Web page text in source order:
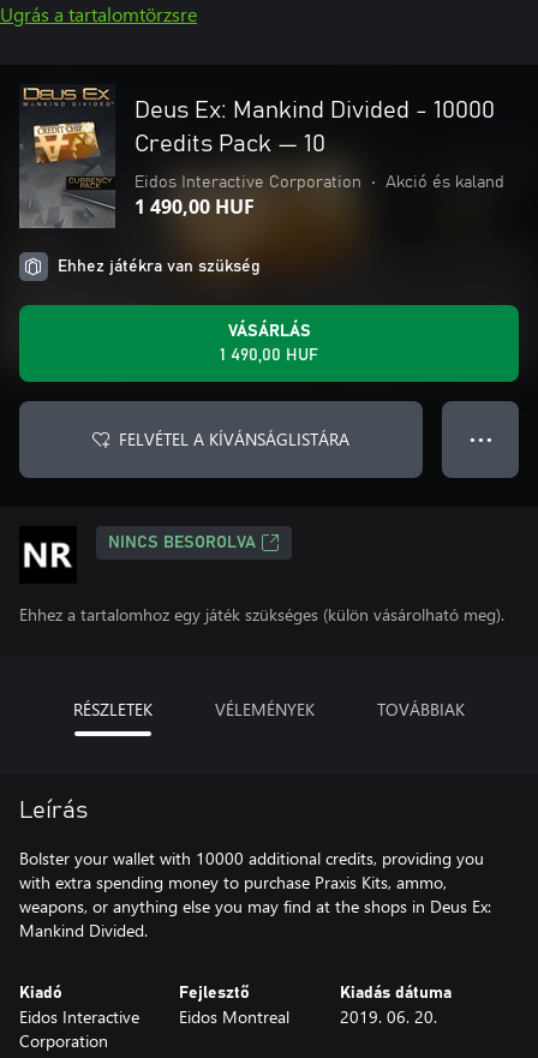
Ugrás a tartalomtörzsre
Deus Ex: Mankind Divided - 10000
Credits Pack — 10
Eidos Interactive Corporation • Akció és kaland
1 490,00 HUF
Ehhez játékra van szükség
VÁSÁRLÁS
1 490,00 HUF
FELVÉTEL A KÍVÁNSÁGLISTÁRA ● ● ●
NINCS BESOROLVA
Ehhez a tartalomhoz egy játék szükséges (külön vásárolható meg).
RÉSZLETEK VÉLEMÉNYEK TOVÁBBIAK
Leírás
Bolster your wallet with 10000 additional credits, providing you
with extra spending money to purchase Praxis Kits, ammo,
weapons, or anything else you may find at the shops in Deus Ex:
Mankind Divided.
Kiadó
Eidos Interactive
Corporation
Fejlesztő
Eidos Montreal
Kiadás dátuma
2019. 06. 20.